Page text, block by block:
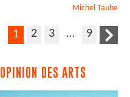
Michel Taube
1 2 3 … 9
OPINION DES ARTS